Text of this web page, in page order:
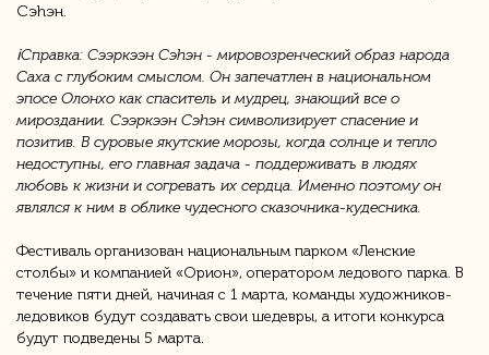
Сэhэн.
ℹ️Справка: Сээркээн Сэhэн - мировозренческий образ народа
Саха с глубоким смыслом. Он запечатлен в национальном
эпосе Олонхо как спаситель и мудрец, знающий все о
мироздании. Сээркээн Сэhэн символизирует спасение и
позитив. В суровые якутские морозы, когда солнце и тепло
недоступны, его главная задача - поддерживать в людях
любовь к жизни и согревать их сердца. Именно поэтому он
являлся к ним в облике чудесного сказочника-кудесника.
Фестиваль организован национальным парком «Ленские
столбы» и компанией «Орион», оператором ледового парка. В
течение пяти дней, начиная с 1 марта, команды художников-
ледовиков будут создавать свои шедевры, а итоги конкурса
будут подведены 5 марта.